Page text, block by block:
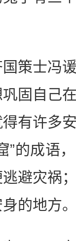
士冯谖
固自己
有许多
”的成语
避灾祸
的地方